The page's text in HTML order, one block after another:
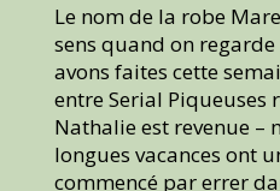
Le nom de la robe
sens quand on
avons faites cette
entre Serial Piqueuses
Nathalie est revenue –
longues vacances ont
commencé par errer